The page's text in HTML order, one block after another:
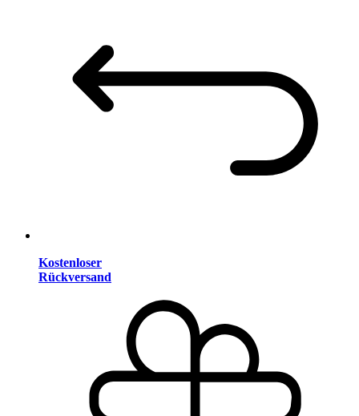
Kostenloser
Rückversand